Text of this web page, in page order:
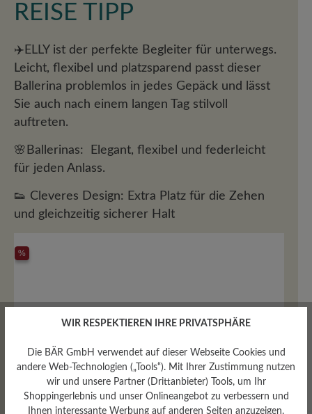
REISE TIPP
✈️ ELLY ist der perfekte Begleiter für unterwegs.
Leicht, flexibel und platzsparend passt dieser
Ballerina problemlos in jedes Gepäck und lässt
Sie auch nach einem langen Tag stilvoll
auftreten.
🌸Ballerinas:
Elegant, flexibel und federleicht
für jeden Anlass.
👟 Cleveres Design: Extra Platz für die Zehen
und gleichzeitig sicherer Halt
%
WIR RESPEKTIEREN IHRE PRIVATSPHÄRE
Die BÄR GmbH verwendet auf dieser Webseite Cookies und
andere Web-Technologien („Tools“). Mit Ihrer Zustimmung nutzen
wir und unsere Partner (Drittanbieter) Tools, um Ihr
Shoppingerlebnis und unser Onlineangebot zu verbessern und
Ihnen interessante Werbung auf anderen Seiten anzuzeigen.